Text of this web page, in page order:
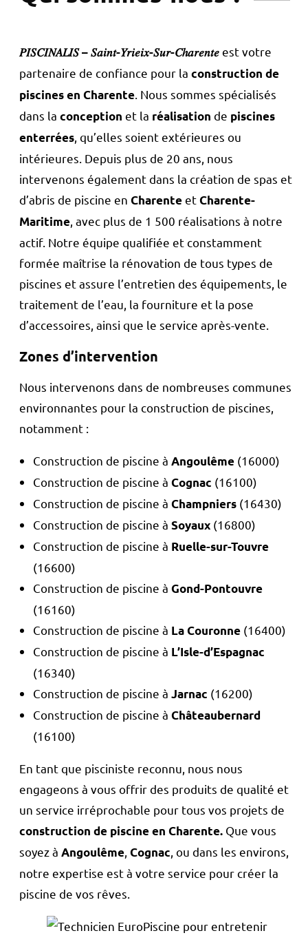
𝑃𝐼𝑆𝐶𝐼𝑁𝐴𝐿𝐼𝑆 – 𝑆𝑎𝑖𝑛𝑡-𝑌𝑟𝑖𝑒𝑖𝑥-𝑆𝑢𝑟-𝐶ℎ𝑎𝑟𝑒𝑛𝑡𝑒est votre
partenaire de confiance pour la construction de
piscines en Charente . Nous sommes spécialisés
dans la conception et la réalisation de piscines
enterrées , qu’elles soient extérieures ou
intérieures. Depuis plus de 20 ans, nous
intervenons également dans la création de spas et
d’abris de piscine en CharenteetCharente-
Maritime , avec plus de 1 500 réalisations à notre
actif. Notre équipe qualifiée et constamment
formée maîtrise la rénovation de tous types de
piscines et assure l’entretien des équipements, le
traitement de l’eau, la fourniture et la pose
d’accessoires, ainsi que le service après-vente.
Zones d’intervention
Nous intervenons dans de nombreuses communes
environnantes pour la construction de piscines,
notamment :
Construction de piscine à Angoulême (16000)
Construction de piscine à Cognac (16100)
Construction de piscine à Champniers (16430)
Construction de piscine à Soyaux (16800)
Construction de piscine à Ruelle-sur-Touvre
(16600)
Construction de piscine à Gond-Pontouvre
(16160)
Construction de piscine à La Couronne (16400)
Construction de piscine à L’Isle-d’Espagnac
(16340)
Construction de piscine à Jarnac (16200)
Construction de piscine à Châteaubernard
(16100)
En tant que pisciniste reconnu, nous nous
engageons à vous offrir des produits de qualité et
un service irréprochable pour tous vos projets de
construction de piscine en Charente. Que vous
soyez à Angoulême Cognac , ou dans les environs,
notre expertise est à votre service pour créer la
piscine de vos rêves.